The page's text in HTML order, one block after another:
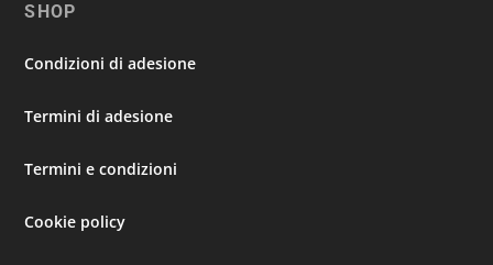
SHOP
Condizioni di adesione
Termini di adesione
Termini e condizioni
Cookie policy